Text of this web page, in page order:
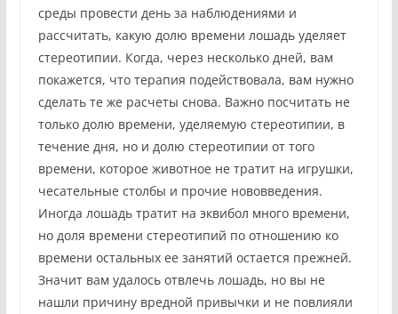
среды провести день за наблюдениями и
рассчитать, какую долю времени лошадь уделяет
стереотипии. Когда, через несколько дней, вам
покажется, что терапия подействовала, вам нужно
сделать те же расчеты снова. Важно посчитать не
только долю времени, уделяемую стереотипии, в
течение дня, но и долю стереотипии от того
времени, которое животное не тратит на игрушки,
чесательные столбы и прочие нововведения.
Иногда лошадь тратит на эквибол много времени,
но доля времени стереотипий по отношению ко
времени остальных ее занятий остается прежней.
Значит вам удалось отвлечь лошадь, но вы не
нашли причину вредной привычки и не повлияли